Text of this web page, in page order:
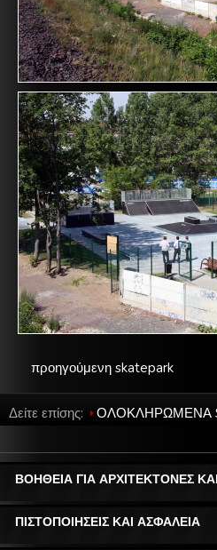
προηγούμενη skatepark
Δείτε επίσης: ΟΛΟΚΛΗΡΩΜΕΝΑ
ΒΟΗΘΕΙΑ ΓΙΑ ΑΡΧΙΤΕΚΤΟΝΕΣ
ΠΙΣΤΟΠΟΙΗΣΕΙΣ ΚΑΙ ΑΣΦΑΛΕΙΑ